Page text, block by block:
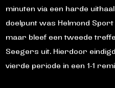
minuten via een harde
doelpunt was Helmond
maar bleef een tweede
Seegers uit. Hierdoor
vierde periode in een 1-1